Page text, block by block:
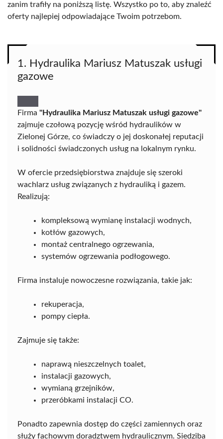
zanim trafiły na poniższą listę. Wszystko po to, aby znaleźć
oferty najlepiej odpowiadające Twoim potrzebom.
1. Hydraulika Mariusz Matuszak usługi
gazowe
Firma "Hydraulika Mariusz Matuszak usługi gazowe"
zajmuje czołową pozycję wśród hydraulików w
Zielonej Górze, co świadczy o jej doskonałej reputacji
i solidności świadczonych usług na lokalnym rynku.
W ofercie przedsiębiorstwa znajduje się szeroki
wachlarz usług związanych z hydrauliką i gazem.
Realizują:
kompleksową wymianę instalacji wodnych,
kotłów gazowych,
montaż centralnego ogrzewania,
systemów ogrzewania podłogowego.
Firma instaluje nowoczesne rozwiązania, takie jak:
rekuperacja,
pompy ciepła.
Zajmuje się także:
naprawą nieszczelnych toalet,
instalacji gazowych,
wymianą grzejników,
przeróbkami instalacji CO.
Ponadto zapewnia dostęp do części zamiennych oraz
służy fachowym doradztwem hydraulicznym. Siedziba